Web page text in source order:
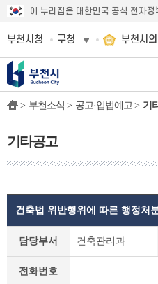
이 누리집은 대한민국 공식 전자정
부천시청 구청 부천시의
> 부천소식 > 공고·입법예고 > 기
기타공고
건축법 위반행위에 따른 행정처
담당부서 건축관리과
전화번호